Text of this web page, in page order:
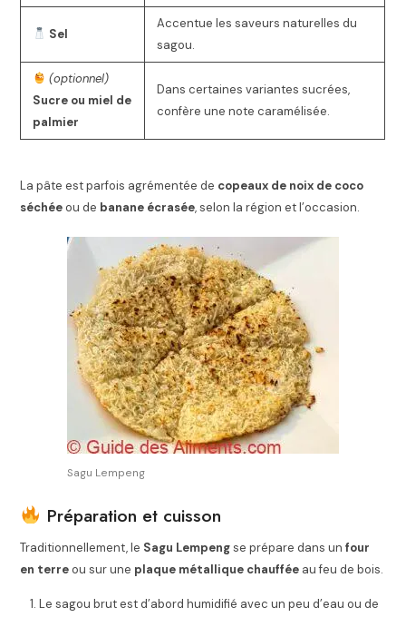
Sel
Accentue les saveurs naturelles du
sagou.
(optionnel)
Sucre ou miel de
palmier
Dans certaines variantes sucrées,
confère une note caramélisée.
La pâte est parfois agrémentée de copeaux de noix de coco
séchéeou de banane écrasée, selon la région et l’occasion.
Sagu Lempeng
Préparation et cuisson
Traditionnellement, le Sagu Lempengse prépare dans unfour
en terreou sur une plaque métallique chauffée au feu de bois.
Le sagou brut est d’abord humidifié avec un peu d’eau ou de